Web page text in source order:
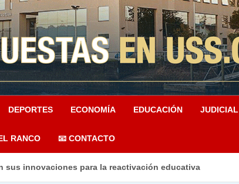
DEPORTES ECONOMÍA EDUCACIÓN JUDICIAL
RANCO 📧 CONTACTO
sus innovaciones para la reactivación educativa